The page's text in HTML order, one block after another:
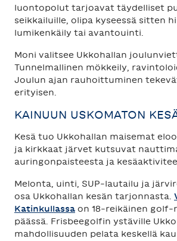
luontopolut tarjoavat täydelliset
seikkailuille, olipa kyseessä sitten
lumikenkäily tai avantouinti.
Moni valitsee Ukkohallan
Tunnelmallinen mökkeily,
Joulun ajan rauhoittuminen
erityisen.
KAINUUN USKOMATON
Kesä tuo Ukkohallan maisemat
ja kirkkaat järvet kutsuvat
auringonpaisteesta ja
Melonta, uinti, SUP-lautailu ja
osa Ukkohallan kesän tarjonnasta.
Katinkullassa on 18-reikäinen golf-
päässä. Frisbeegolfin ystäville
mahdollisuuden pelata keskellä